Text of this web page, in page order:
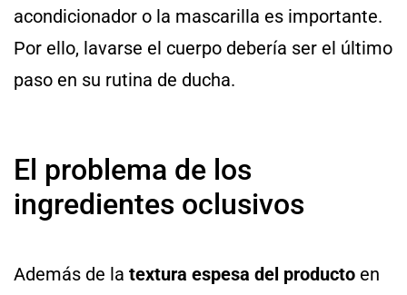
acondicionador o la mascarilla es importante.
Por ello, lavarse el cuerpo debería ser el último
paso en su rutina de ducha.
El problema de los
ingredientes oclusivos
Además de la textura espesa del producto en